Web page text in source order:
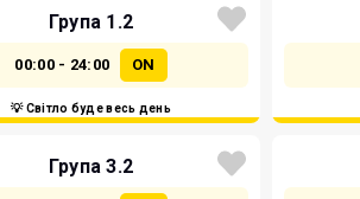
Група 1.2
00:00 - 24:00 ON
💡 Світло буде весь день
Група 3.2